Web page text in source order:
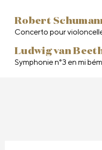
Robert
Concerto pour
Ludwig van
Symphonie n°3 en mi